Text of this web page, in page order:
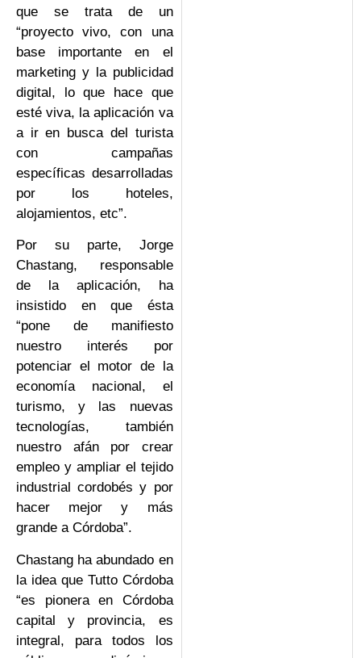
que se trata de un
“proyecto vivo, con una
base importante en el
marketing y la publicidad
digital, lo que hace que
esté viva, la aplicación va
a ir en busca del turista
con campañas
específicas desarrolladas
por los hoteles,
alojamientos, etc”.
Por su parte, Jorge
Chastang, responsable
de la aplicación, ha
insistido en que ésta
“pone de manifiesto
nuestro interés por
potenciar el motor de la
economía nacional, el
turismo, y las nuevas
tecnologías, también
nuestro afán por crear
empleo y ampliar el tejido
industrial cordobés y por
hacer mejor y más
grande a Córdoba”.
Chastang ha abundado en
la idea que Tutto Córdoba
“es pionera en Córdoba
capital y provincia, es
integral, para todos los